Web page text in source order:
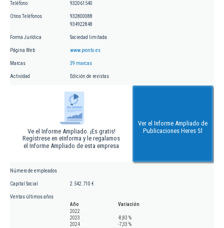
Teléfono 932061540
Otros Teléfonos
932800088
934922848
Forma Jurídica Sociedad limitada
Página Web www.pronto.es
Marcas 39 marcas
Actividad Edición de revistas
Ve el Informe Ampliado. ¡Es gratis!
Regístrese en eInforma y le regalamos
el Informe Ampliado de esta empresa
Ver el Informe Ampliado de
Publicaciones Heres Sl
Número de empleados
Capital Social 2.542.710 €
Ventas últimos años
Año
Variación
2022
2023
-8,83 %
2024
-7,33 %